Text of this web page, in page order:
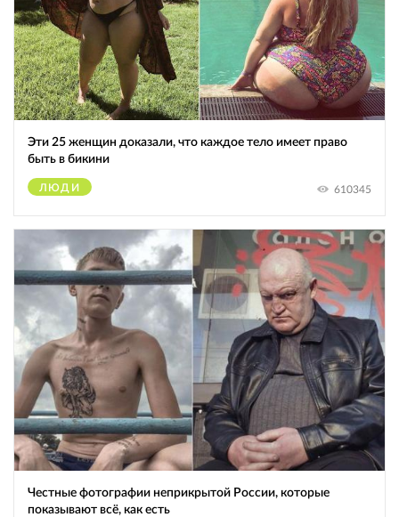
Эти 25 женщин доказали, что каждое тело имеет право
быть в бикини
ЛЮДИ 610345
Честные фотографии неприкрытой России, которые
показывают всё, как есть